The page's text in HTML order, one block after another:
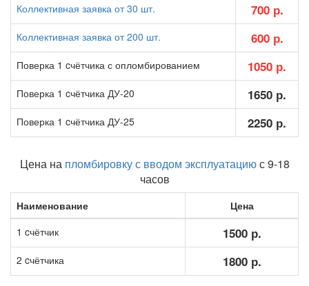
Коллективная заявка от 30 шт. 700 р.
Коллективная заявка от 200 шт. 600 р.
Поверка 1 cчётчика с опломбированием 1050 р.
Поверка 1 cчётчика ДУ-20 1650 р.
Поверка 1 cчётчика ДУ-25 2250 р.
Цена на пломбировку с вводом эксплуатациюс 9-18
часов
Наименование
Цена
1 cчётчик
1500 р.
2 cчётчика 1800 р.